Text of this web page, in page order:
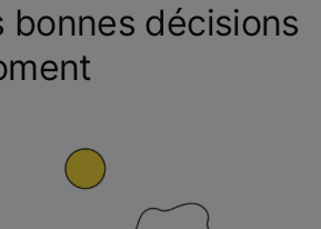
bonnes décisions